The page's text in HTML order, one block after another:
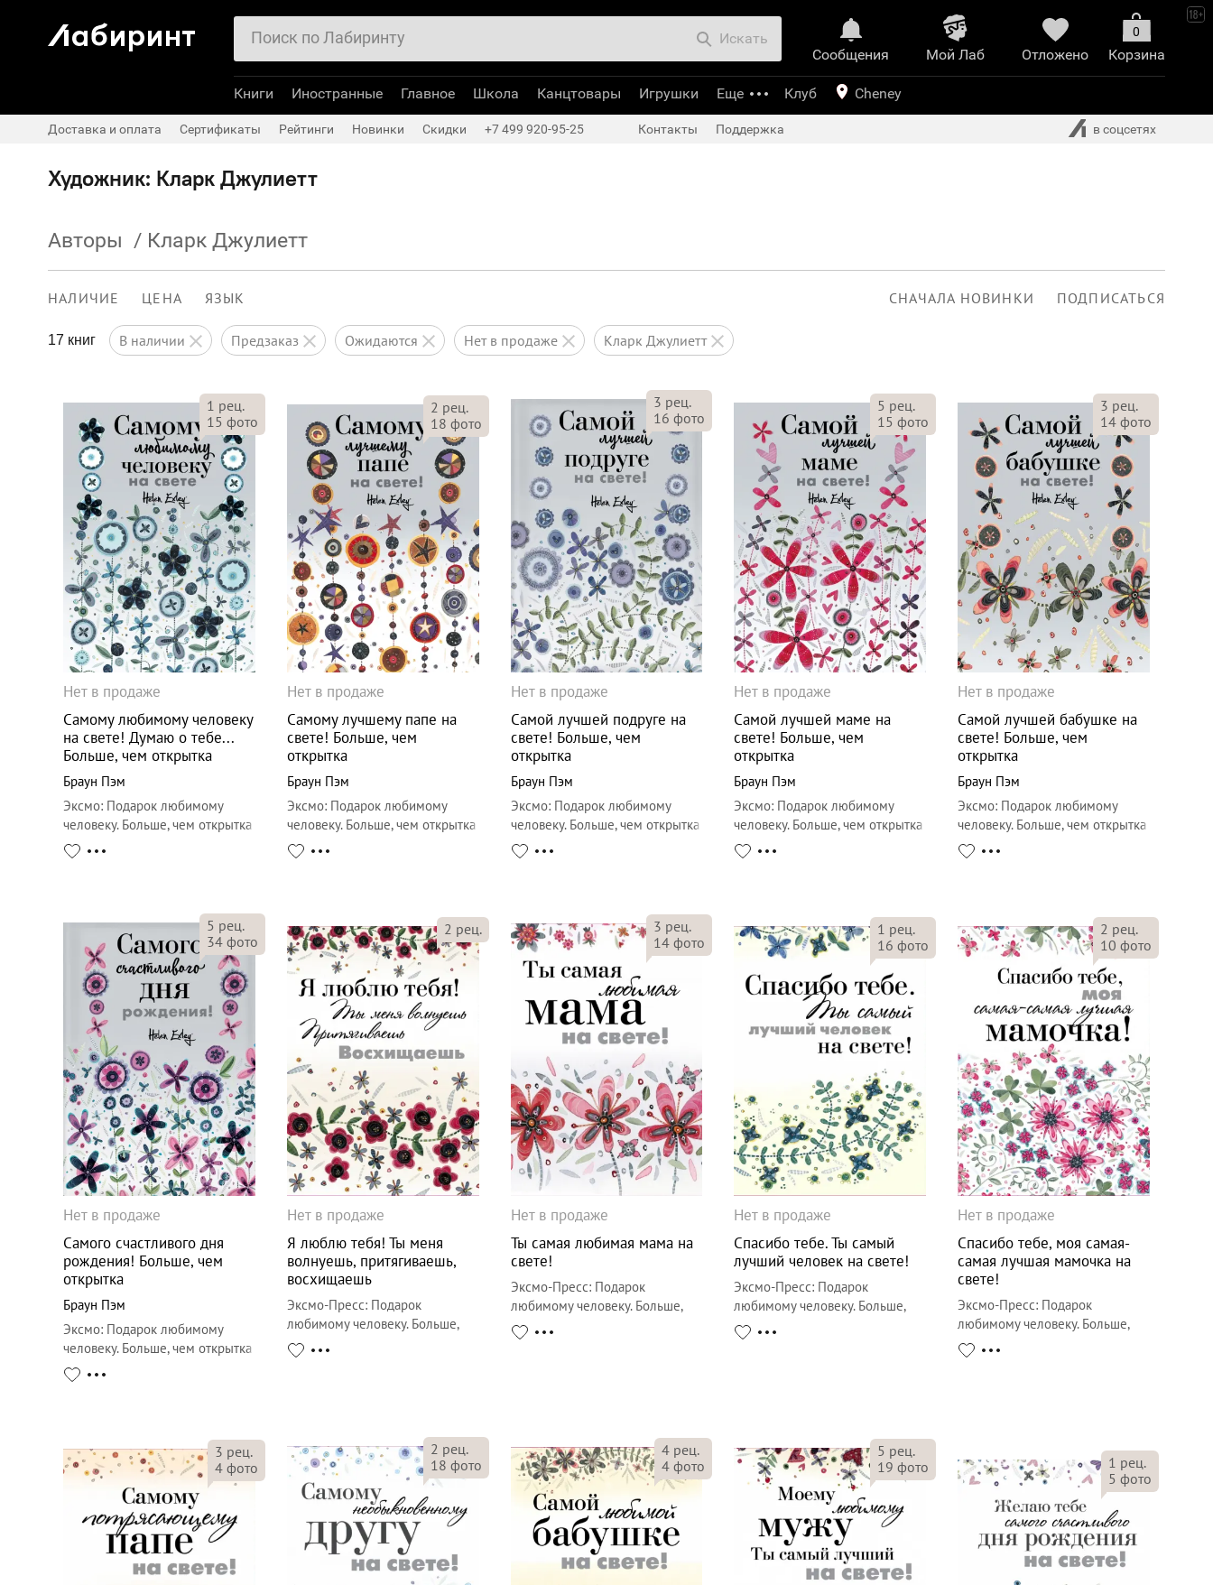
Художник: Кларк Джулиетт
Авторы / Кларк Джулиетт
НАЛИЧИЕ ЦЕНА ЯЗЫК СНАЧАЛА НОВИНКИ ПОДПИСАТЬСЯ
17 книг в наличии предзаказ ожидаются нет в продаже Кларк Джулиетт
1 рец.
15 фото
Нет в продаже
Самому любимому человеку
на свете! Думаю о тебе...
Больше, чем открытка
Браун Пэм
Эксмо: Подарок любимому
человеку. Больше, чем открытка
2 рец.
18 фото
Нет в продаже
Самому лучшему папе на
свете! Больше, чем
открытка
Браун Пэм
Эксмо: Подарок любимому
человеку. Больше, чем открытка
3 рец.
16 фото
Нет в продаже
Самой лучшей подруге на
свете! Больше, чем
открытка
Браун Пэм
Эксмо: Подарок любимому
человеку. Больше, чем открытка
5 рец.
15 фото
Нет в продаже
Самой лучшей маме на
свете! Больше, чем
открытка
Браун Пэм
Эксмо: Подарок любимому
человеку. Больше, чем открытка
3 рец.
14 фото
Нет в продаже
Самой лучшей бабушке на
свете! Больше, чем
открытка
Браун Пэм
Эксмо: Подарок любимому
человеку. Больше, чем открытка
5 рец.
34фото
Нет в продаже
Самого счастливого дня
рождения! Больше, чем
открытка
Браун Пэм
Эксмо: Подарок любимому
человеку. Больше, чем открытка
2 рец.
Нет в продаже
Я люблю тебя! Ты меня
волнуешь, притягиваешь,
восхищаешь
Эксмо-Пресс: Подарок
любимому человеку. Больше,
чем открытка
3 рец.
14 фото
Нет в продаже
Ты самая любимая мама на
свете!
Эксмо-Пресс: Подарок
любимому человеку. Больше,
чем открытка
1 рец.
16 фото
Нет в продаже
Спасибо тебе. Ты самый
лучший человек на свете!
Эксмо-Пресс: Подарок
любимому человеку. Больше,
чем открытка
2 рец.
10 фото
Нет в продаже
Спасибо тебе, моя самая-
самая лучшая мамочка на
свете!
Эксмо-Пресс: Подарок
любимому человеку. Больше,
чем открытка
3 рец.
4фото
2 рец.
18 фото
4 рец.
4 фото
5 рец.
19 фото 1 рец.
5 фото
Сообщения
Mой Лаб​
иринт
Отложено
0
Корзина
Искать
Книги Иностранные Главное Школа Канцтовары Игрушки Еще Клуб Cheney
Доставка и оплата Сертификаты Рейтинги Новинки Скидки +7 499 920-95-25 Контакты Поддержка в соцсетях